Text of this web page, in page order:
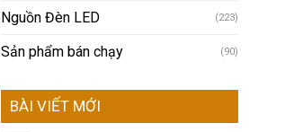
Nguồn Đèn LED (223)
Sản phẩm bán chạy (90)
BÀI VIẾT MỚI